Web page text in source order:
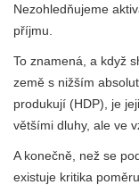
Nezohledňujeme
příjmu.
To znamená, a když
země s nižším
produkují (HDP), je
většími dluhy, ale ve
A konečně, než se
existuje kritika